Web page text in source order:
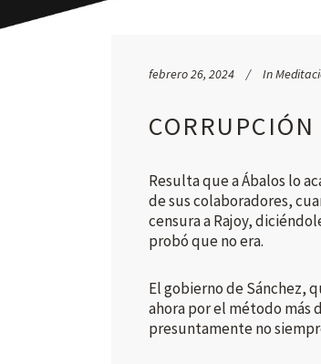
febrero 26, 2024 In
CORRUPCIÓN
Resulta que a Ábalos lo
de sus colaboradores,
censura a Rajoy,
probó que no era.
El gobierno de Sánchez,
ahora por el método más
presuntamente no